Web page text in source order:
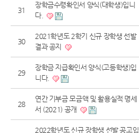
31
장학금수령확인서 양식(대학생)입니
다.
30
2021학년도 2학기 신규 장학생 선발
결과 공지
29
장학금 지급확인서 양식(고등학생)입
니다.
28
연간 기부금 모금액 및 활용실적 명세
서 (2021) 공개
2022학년도 신규 장학생 선발 공고입